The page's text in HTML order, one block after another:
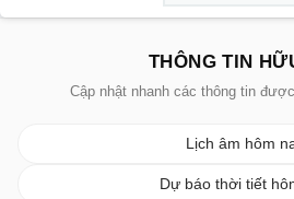
THÔNG TIN
Cập nhật nhanh các thông tin
Lịch âm hôm
Dự báo thời tiết